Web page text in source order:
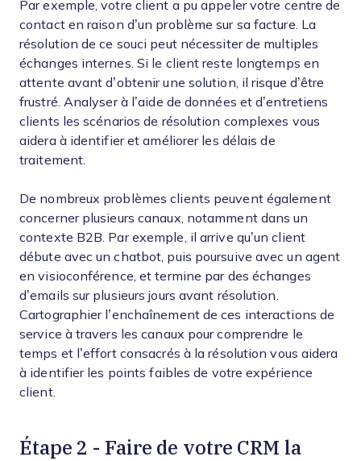
Par exemple, votre client a pu appeler votre centre de
contact en raison d’un problème sur sa facture. La
résolution de ce souci peut nécessiter de multiples
échanges internes. Si le client reste longtemps en
attente avant d’obtenir une solution, il risque d’être
frustré. Analyser à l’aide de données et d’entretiens
clients les scénarios de résolution complexes vous
aidera à identifier et améliorer les délais de
traitement.
De nombreux problèmes clients peuvent également
concerner plusieurs canaux, notamment dans un
contexte B2B. Par exemple, il arrive qu’un client
débute avec un chatbot, puis poursuive avec un agent
en visioconférence, et termine par des échanges
d’emails sur plusieurs jours avant résolution.
Cartographier l’enchaînement de ces interactions de
service à travers les canaux pour comprendre le
temps et l’effort consacrés à la résolution vous aidera
à identifier les points faibles de votre expérience
client.
Étape 2 - Faire de votre CRM la